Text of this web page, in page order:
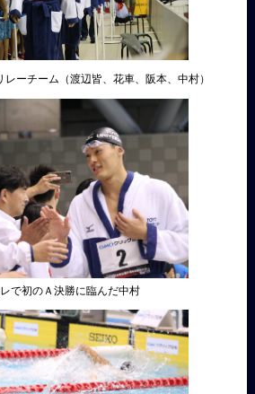
ーチーム（渡辺皆、花車、阪本、中村）
で初のＡ決勝に臨んだ中村